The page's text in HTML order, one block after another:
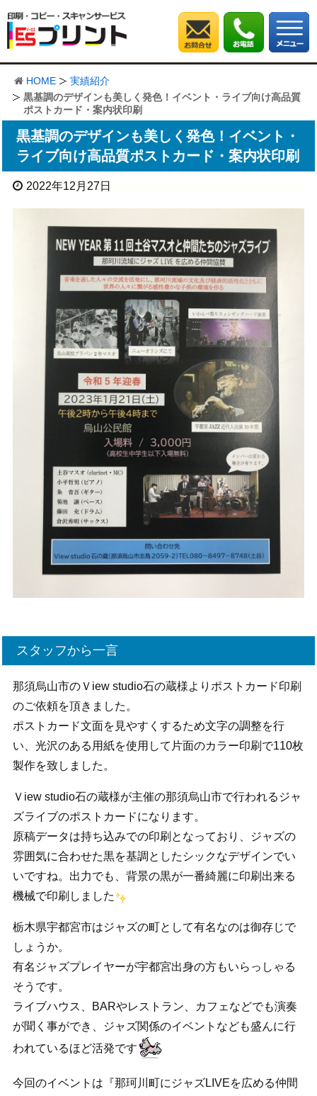
HOME
実績紹介
黒基調のデザインも美しく発色！イベント・ライブ向け高品質
ポストカード・案内状印刷
黒基調のデザインも美しく発色！イベント・
ライブ向け高品質ポストカード・案内状印刷
2022年12月27日
スタッフから一言
那須烏山市のＶiew studio石の蔵様よりポストカード印刷
のご依頼を頂きました。
ポストカード文面を見やすくするため文字の調整を行
い、光沢のある用紙を使用して片面のカラー印刷で110枚
製作を致しました。
Ｖiew studio石の蔵様が主催の那須烏山市で行われるジャ
ズライブのポストカードになります。
原稿データは持ち込みでの印刷となっており、ジャズの
雰囲気に合わせた黒を基調としたシックなデザインでい
いですね。出力でも、背景の黒が一番綺麗に印刷出来る
機械で印刷しました
栃木県宇都宮市はジャズの町として有名なのは御存じで
しょうか。
有名ジャズプレイヤーが宇都宮出身の方もいらっしゃる
そうです。
ライブハウス、BARやレストラン、カフェなどでも演奏
が聞く事ができ、ジャズ関係のイベントなども盛んに行
われているほど活発です
今回のイベントは『那珂川町にジャズLIVEを広める仲間